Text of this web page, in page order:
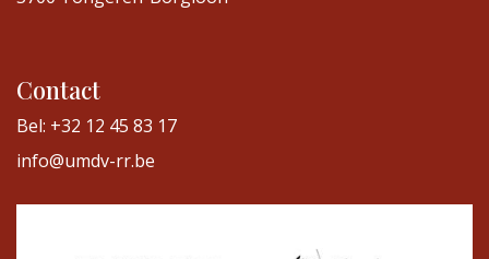
Contact
Bel: +32 12 45 83 17
info@umdv-rr.be